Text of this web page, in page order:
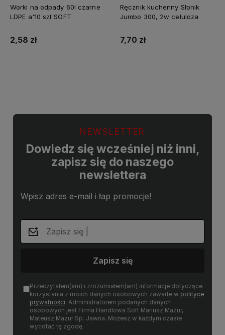
Worki na odpady 60l czarne
LDPE a'10 szt SOFT
2,58 zł
💎 WYBÓR KLIENTÓW
Ręcznik kuchenny Słonik
Jumbo 300, 2w celuloza
7,70 zł
NEWSLETTER
Dowiedz się wcześniej niż inni,
zapisz się do naszego
newslettera
Wpisz adres e-mail i łap promocje!
Zapisz się
Przeczytałem(am) i zrozumiałem(am) informacje dotyczące
korzystania z moich danych osobowych zawarte w polityce
prywatności. Administratorem podanych danych
osobowych jest Firma Handlowa Soft Mariusz Mazur,
Mateusz Mazur Sp. Jawna. Możesz w każdym czasie
wycofać tę zgodę.